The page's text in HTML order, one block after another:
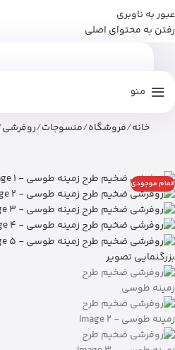
عبور به ناوبری
رفتن به محتوای اصلی
منو
خانه فروشگاه منسوجات روفرشی
اتمام موجودی
بزرگنمایی تصویر
برای وارد شدن به کانال بله نومان کلیک کنید